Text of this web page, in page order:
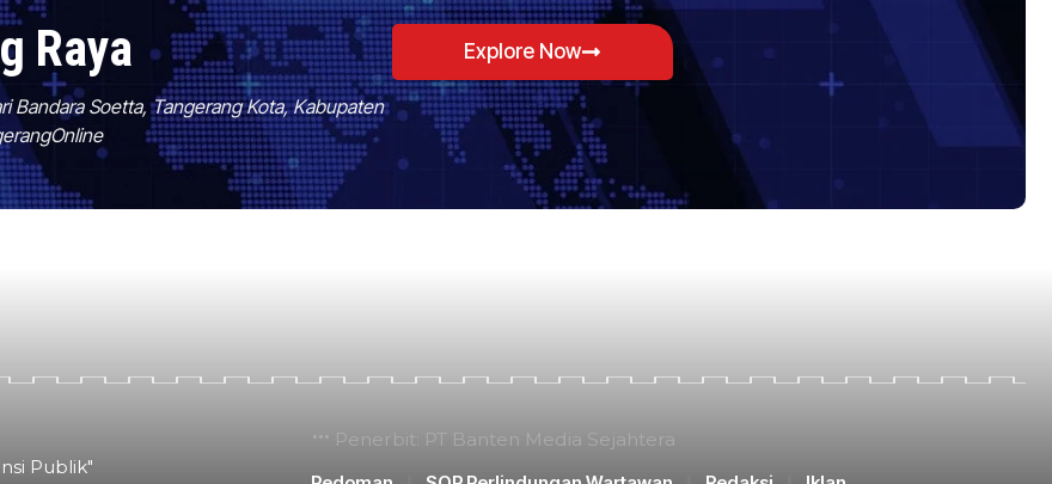
Raya
Bandara Soetta, Tangerang Kota, Kabupaten
Explore Now
Publik"
Penerbit: PT Banten Media Sejahtera